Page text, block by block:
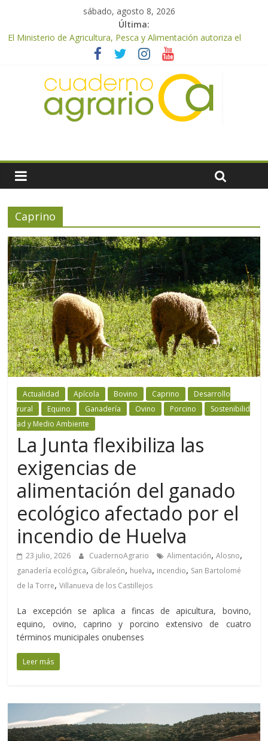
sábado, agosto 8, 2026
Última:
El Ministerio de Agricultura, Pesca y Alimentación autoriza el
pago de 85 millones adicionales de ayudas de la PAC de
remanentes disponibles
El Ministerio de Agricultura, Pesca y Alimentación otorga los
premios Alimentos de España a los mejores quesos 2026
UPA Granada advierte de una vendimia marcada por el
desplome de la demanda, que obligará a muchos viticultores a
seguridad y la transparencia del sector
ASAJA Almería: las primeras recolecciones de almendra
meteorológicas y la incertidumbre en los precios
Caprino
Actualidad Apícola Bovino Caprino
Desarrollo
rural
Equino Ganadería Ovino Porcino
Sostenibilid
ad y Medio Ambiente
La Junta flexibiliza las
exigencias de
alimentación del ganado
ecológico afectado por el
incendio de Huelva
23 julio, 2026 CuadernoAgrario Alimentación,Alosno,
ganadería ecológica, Gibraleón, huelva, incendio, San Bartolomé
de la Torre,Villanueva de los Castillejos
La excepción se aplica a fincas de apicultura, bovino,
equino, ovino, caprino y porcino extensivo de cuatro
términos municipales onubenses
Leer más